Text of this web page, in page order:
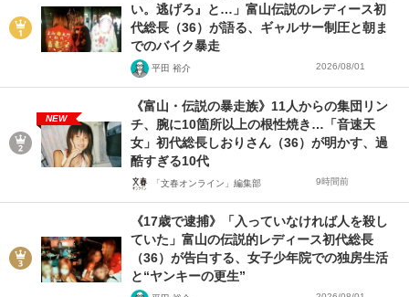
い。逃げろ』と…」富山伝説のレディース初
代総長（36）が語る、ギャルサー制圧と朝ま
でのバイク暴走
平田 裕介 2026/08/01
NEW
《富山・伝説の暴走族》11人からの集団リン
チ、腕に10箇所以上の根性焼き…「音速天
女」初代総長しおりさん（36）が明かす、過
酷すぎる10代
「文春オンライン」編集部 9時間前
《17歳で逮捕》「入っていなければ人を殺し
ていた」富山の伝説的レディース初代総長
（36）が告白する、女子少年院での独房生活
と“ヤンキーの更生”